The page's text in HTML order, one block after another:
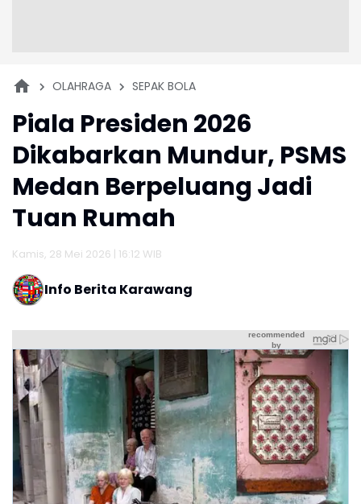
OLAHRAGA SEPAK BOLA
Piala Presiden 2026
Dikabarkan Mundur, PSMS
Medan Berpeluang Jadi
Tuan Rumah
Kamis, 28 Mei 2026 | 16:12 WIB
Info Berita Karawang